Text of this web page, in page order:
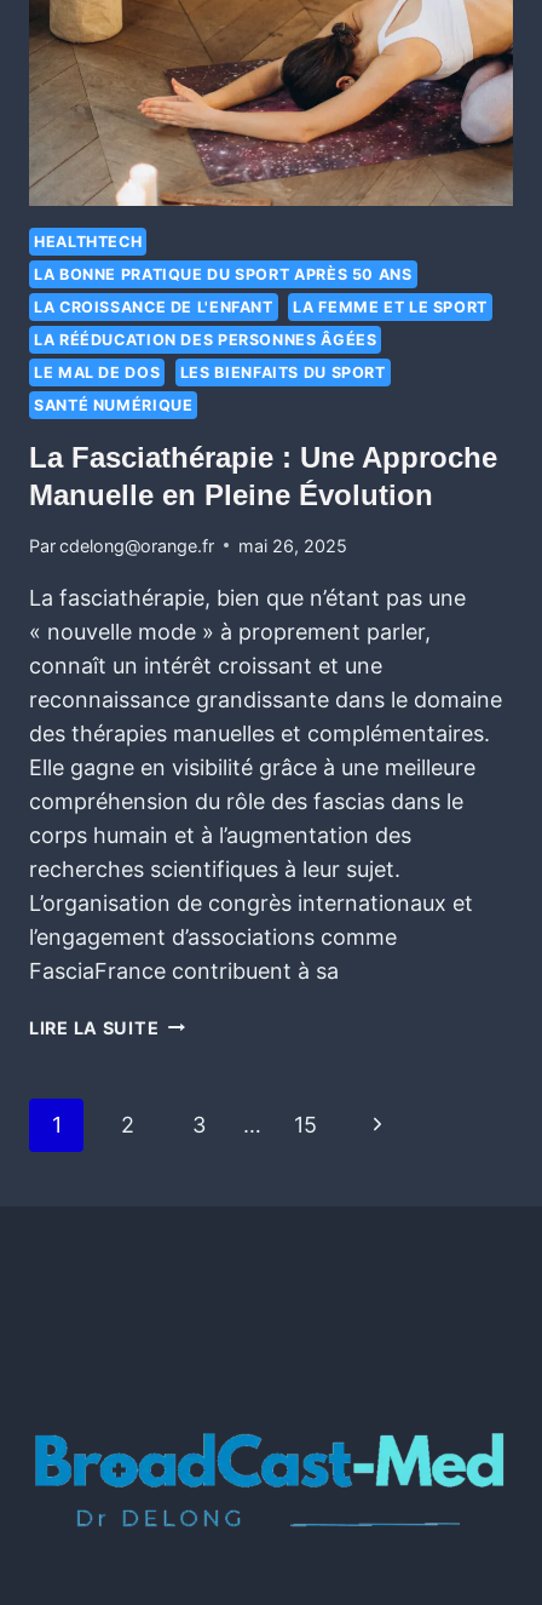
HEALTHTECH
LA BONNE PRATIQUE DU SPORT APRÈS 50 ANS
LA CROISSANCE DE L'ENFANT
LA FEMME ET LE SPORT
LA RÉÉDUCATION DES PERSONNES ÂGÉES
LE MAL DE DOS
LES BIENFAITS DU SPORT
SANTÉ NUMÉRIQUE
La Fasciathérapie : Une Approche
Manuelle en Pleine Évolution
Parcdelong@orange.fr mai 26, 2025
La fasciathérapie, bien que n’étant pas une
« nouvelle mode » à proprement parler,
connaît un intérêt croissant et une
reconnaissance grandissante dans le domaine
des thérapies manuelles et complémentaires.
Elle gagne en visibilité grâce à une meilleure
compréhension du rôle des fascias dans le
corps humain et à l’augmentation des
recherches scientifiques à leur sujet.
L’organisation de congrès internationaux et
l’engagement d’associations comme
FasciaFrance contribuent à sa
LIRE LA SUITE
1 2 3 … 15